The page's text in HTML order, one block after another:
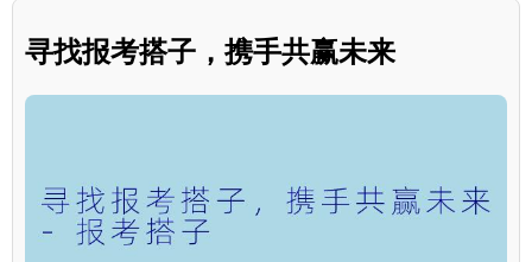
寻找报考搭子，携手共赢未来